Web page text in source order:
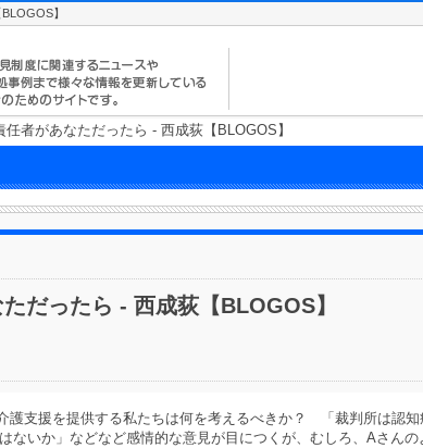
】
者があなただったら - 西成荻【BLOGOS】
だったら - 西成荻【BLOGOS】
護支援を提供する私たちは何を考えるべきか？ 「裁判所は認
いか」などなど感情的な意見が目につくが、むしろ、Aさん